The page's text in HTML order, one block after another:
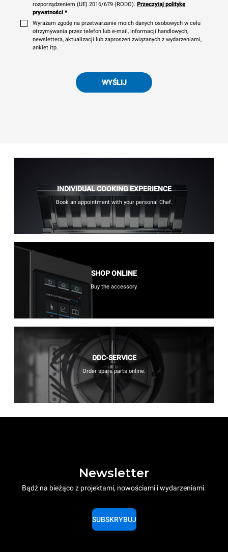
rozporządzeniem (UE) 2016/679 (RODO). Przeczytaj politykę
prywatności *
Wyrażam zgodę na przetwarzanie moich danych osobowych w celu
otrzymywania przez telefon lub e-mail, informacji handlowych,
newslettera, aktualizacji lub zaproszeń związanych z wydarzeniami,
ankiet itp.
WYŚLIJ
INDIVIDUAL COOKING EXPERIENCE
Book an appointment with your personal Chef.
SHOP ONLINE
Buy the accessory.
DDC-SERVICE
Order spare parts online.
Newsletter
Bądź na bieżąco z projektami, nowościami i wydarzeniami.
SUBSKRYBUJ